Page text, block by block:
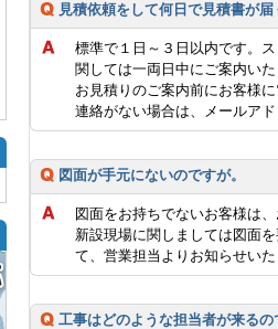
見積依頼をして何日で見積書が届
標準で１日～３日以内です。
関しては一両日中にご案内いた
お見積りのご案内前にお客様
連絡がない場合は、メールア
図面が手元にないのですが。
図面をお持ちでないお客様は
新設現場に関しましては図面
て、営業担当よりお知らせいた
工事はどのような担当者が来るの